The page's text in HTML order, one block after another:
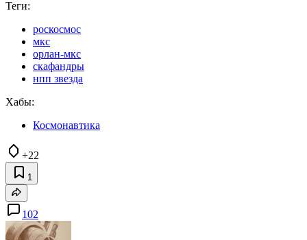
Теги:
роскосмос
мкс
орлан-мкс
скафандры
нпп звезда
Хабы:
Космонавтика
+22
1
102